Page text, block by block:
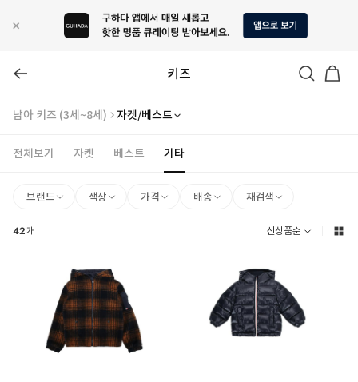
키즈
남아 키즈 (3세~8세) 자켓/베스트
전체보기 자켓 베스트 기타
브랜드 색상 가격 배송 재검색
42개 신상품순